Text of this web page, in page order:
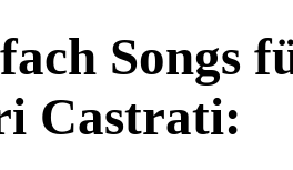
Songs
Castrati: